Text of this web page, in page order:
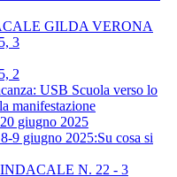
GILDA VERONA
3
2
USB Scuola verso lo
manifestazione
giugno 2025
9 giugno 2025:Su cosa si
N. 22 - 3